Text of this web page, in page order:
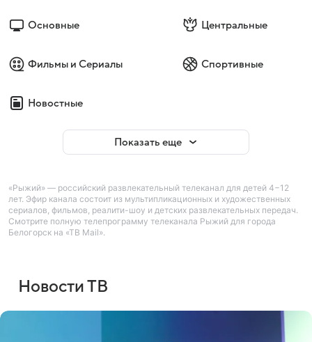
Основные Центральные
Фильмы и Сериалы Спортивные
Новостные
Показать еще
«Рыжий» — российский развлекательный телеканал для детей 4−12
лет. Эфир канала состоит из мультипликационных и художественных
сериалов, фильмов, реалити-шоу и детских развлекательных передач.
Смотрите полную телепрограмму телеканала Рыжий для города
Белогорск на «ТВ Mail».
Новости ТВ